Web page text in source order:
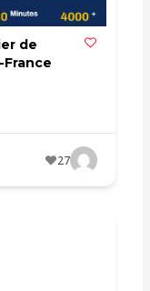
de
27